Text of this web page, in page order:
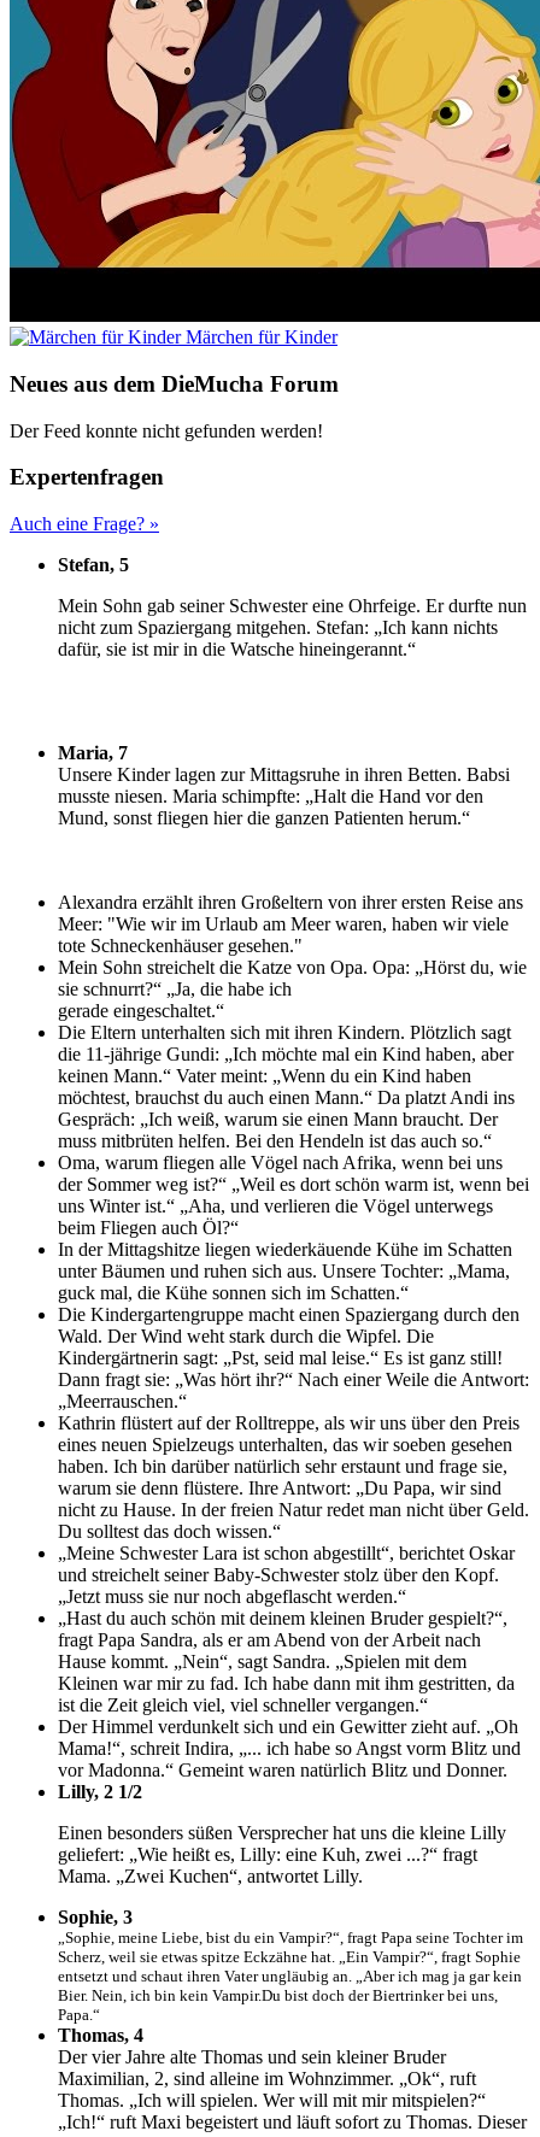
Märchen für Kinder
Neues aus dem DieMucha Forum
Der Feed konnte nicht gefunden werden!
Expertenfragen
Auch eine Frage? »
Stefan, 5
Mein Sohn gab seiner Schwester eine Ohrfeige. Er durfte nun
nicht zum Spaziergang mitgehen. Stefan: „Ich kann nichts
dafür, sie ist mir in die Watsche hineingerannt.“
Maria, 7
Unsere Kinder lagen zur Mittagsruhe in ihren Betten. Babsi
musste niesen. Maria schimpfte: „Halt die Hand vor den
Mund, sonst fliegen hier die ganzen Patienten herum.“
Alexandra erzählt ihren Großeltern von ihrer ersten Reise ans
Meer: "Wie wir im Urlaub am Meer waren, haben wir viele
tote Schneckenhäuser gesehen."
Mein Sohn streichelt die Katze von Opa. Opa: „Hörst du, wie
sie schnurrt?“ „Ja, die habe ich
gerade eingeschaltet.“
Die Eltern unterhalten sich mit ihren Kindern. Plötzlich sagt
die 11-jährige Gundi: „Ich möchte mal ein Kind haben, aber
keinen Mann.“ Vater meint: „Wenn du ein Kind haben
möchtest, brauchst du auch einen Mann.“ Da platzt Andi ins
Gespräch: „Ich weiß, warum sie einen Mann braucht. Der
muss mitbrüten helfen. Bei den Hendeln ist das auch so.“
Oma, warum fliegen alle Vögel nach Afrika, wenn bei uns
der Sommer weg ist?“ „Weil es dort schön warm ist, wenn bei
uns Winter ist.“ „Aha, und verlieren die Vögel unterwegs
beim Fliegen auch Öl?“
In der Mittagshitze liegen wiederkäuende Kühe im Schatten
unter Bäumen und ruhen sich aus. Unsere Tochter: „Mama,
guck mal, die Kühe sonnen sich im Schatten.“
Die Kindergartengruppe macht einen Spaziergang durch den
Wald. Der Wind weht stark durch die Wipfel. Die
Kindergärtnerin sagt: „Pst, seid mal leise.“ Es ist ganz still!
Dann fragt sie: „Was hört ihr?“ Nach einer Weile die Antwort:
„Meerrauschen.“
Kathrin flüstert auf der Rolltreppe, als wir uns über den Preis
eines neuen Spielzeugs unterhalten, das wir soeben gesehen
haben. Ich bin darüber natürlich sehr erstaunt und frage sie,
warum sie denn flüstere. Ihre Antwort: „Du Papa, wir sind
nicht zu Hause. In der freien Natur redet man nicht über Geld.
Du solltest das doch wissen.“
„Meine Schwester Lara ist schon abgestillt“, berichtet Oskar
und streichelt seiner Baby-Schwester stolz über den Kopf.
„Jetzt muss sie nur noch abgeflascht werden.“
„Hast du auch schön mit deinem kleinen Bruder gespielt?“,
fragt Papa Sandra, als er am Abend von der Arbeit nach
Hause kommt. „Nein“, sagt Sandra. „Spielen mit dem
Kleinen war mir zu fad. Ich habe dann mit ihm gestritten, da
ist die Zeit gleich viel, viel schneller vergangen.“
Der Himmel verdunkelt sich und ein Gewitter zieht auf. „Oh
Mama!“, schreit Indira, „... ich habe so Angst vorm Blitz und
vor Madonna.“ Gemeint waren natürlich Blitz und Donner.
Lilly, 2 1/2
Einen besonders süßen Versprecher hat uns die kleine Lilly
geliefert: „Wie heißt es, Lilly: eine Kuh, zwei ...?“ fragt
Mama. „Zwei Kuchen“, antwortet Lilly.
Sophie, 3
„Sophie, meine Liebe, bist du ein Vampir?“, fragt Papa seine Tochter im
Scherz, weil sie etwas spitze Eckzähne hat. „Ein Vampir?“, fragt Sophie
entsetzt und schaut ihren Vater ungläubig an. „Aber ich mag ja gar kein
Bier. Nein, ich bin kein Vampir.Du bist doch der Biertrinker bei uns,
Papa.“
Thomas, 4
Der vier Jahre alte Thomas und sein kleiner Bruder
Maximilian, 2, sind alleine im Wohnzimmer. „Ok“, ruft
Thomas. „Ich will spielen. Wer will mit mir mitspielen?“
„Ich!“ ruft Maxi begeistert und läuft sofort zu Thomas. Dieser